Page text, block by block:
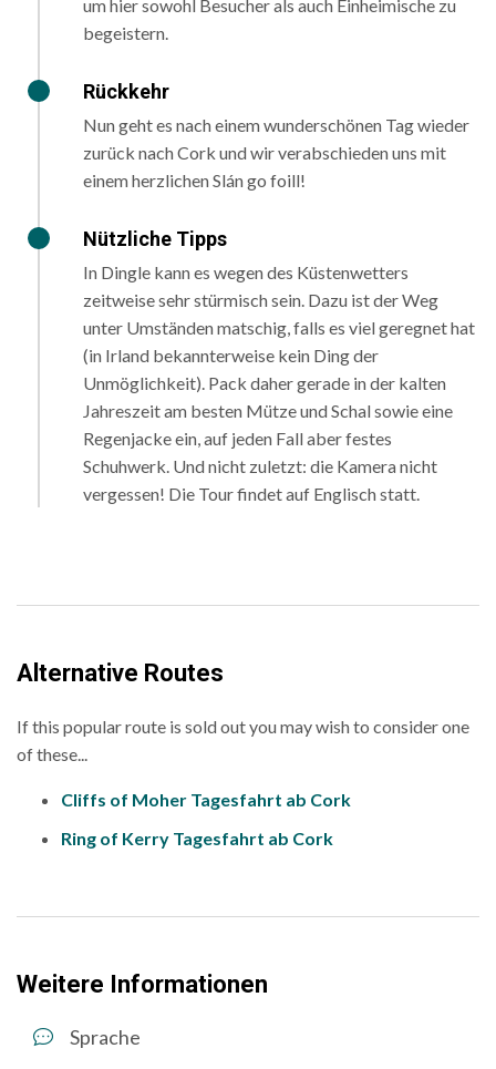
um hier sowohl Besucher als auch Einheimische zu
begeistern.
Rückkehr
Nun geht es nach einem wunderschönen Tag wieder
zurück nach Cork und wir verabschieden uns mit
einem herzlichen ​Slán go foill​!
Nützliche Tipps
In Dingle kann es wegen des Küstenwetters
zeitweise sehr stürmisch sein. Dazu ist der Weg
unter Umständen matschig, falls es viel geregnet hat
(in Irland bekannterweise kein Ding der
Unmöglichkeit). Pack daher gerade in der kalten
Jahreszeit am besten Mütze und Schal sowie eine
Regenjacke ein, auf jeden Fall aber festes
Schuhwerk. Und nicht zuletzt: die Kamera nicht
vergessen! Die Tour findet auf Englisch statt.
Alternative Routes
If this popular route is sold out you may wish to consider one
of these...
Cliffs of Moher Tagesfahrt ab Cork
Ring of Kerry Tagesfahrt ab Cork
Weitere Informationen
Sprache